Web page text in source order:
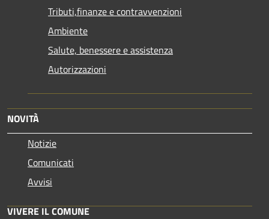
Tributi,finanze e contravvenzioni
Ambiente
Salute, benessere e assistenza
Autorizzazioni
NOVITÀ
Notizie
Comunicati
Avvisi
VIVERE IL COMUNE